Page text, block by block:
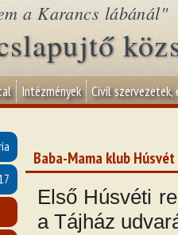
a Karancs lábánál"
Intézmények Civil szervezetek,
Baba-Mama klub
Első Húsvéti
a Tájház